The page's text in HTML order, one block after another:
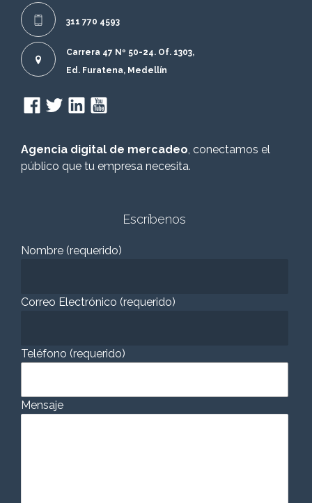
311 770 4593
Carrera 47 Nº 50-24. Of. 1303,
Ed. Furatena, Medellín
Agencia digital de mercadeo, conectamos el
público que tu empresa necesita.
Escríbenos
Nombre (requerido)
Correo Electrónico (requerido)
Teléfono (requerido)
Mensaje